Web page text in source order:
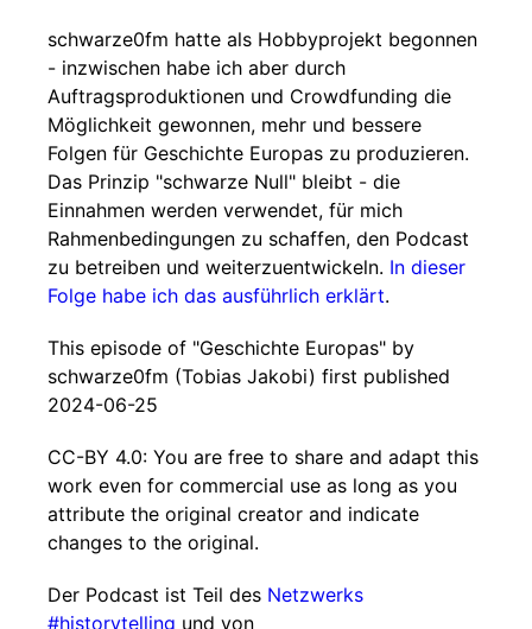
schwarze0fm hatte als Hobbyprojekt begonnen
- inzwischen habe ich aber durch
Auftragsproduktionen und Crowdfunding die
Möglichkeit gewonnen, mehr und bessere
Folgen für Geschichte Europas zu produzieren.
Das Prinzip "schwarze Null" bleibt - die
Einnahmen werden verwendet, für mich
Rahmenbedingungen zu schaffen, den Podcast
zu betreiben und weiterzuentwickeln. In dieser
Folge habe ich das ausführlich erklärt.
This episode of "Geschichte Europas" by
schwarze0fm (Tobias Jakobi) first published
2024-06-25
CC-BY 4.0: You are free to share and adapt this
work even for commercial use as long as you
attribute the original creator and indicate
changes to the original.
Der Podcast ist Teil des Netzwerks
#historytelling und von